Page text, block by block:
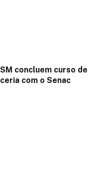
concluem curso de
com o Senac